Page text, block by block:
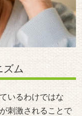
ズム
いるわけではな
刺激されることで